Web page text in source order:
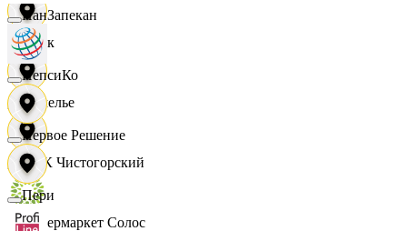
Смак
Сомелье
СПК Чистогорский
Супермаркет Солос
ПанЗапекан
ПепсиКо
Первое Решение
Пери